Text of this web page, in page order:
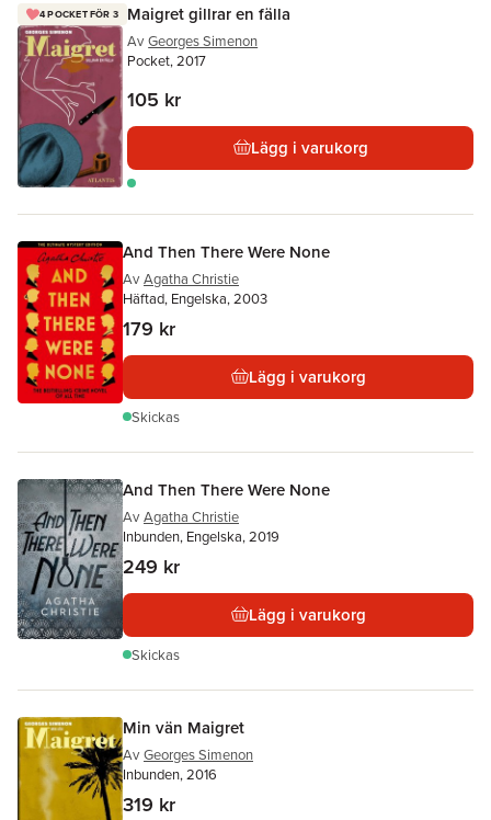
4 POCKET FÖR 3 Maigret gillrar en fälla
Av Georges Simenon
Pocket, 2017
105 kr
Lägg i varukorg
And Then There Were None
Av Agatha Christie
Häftad, Engelska, 2003
179 kr
Lägg i varukorg
Skickas
And Then There Were None
Av Agatha Christie
Inbunden, Engelska, 2019
249 kr
Lägg i varukorg
Skickas
Min vän Maigret
Av Georges Simenon
Inbunden, 2016
319 kr